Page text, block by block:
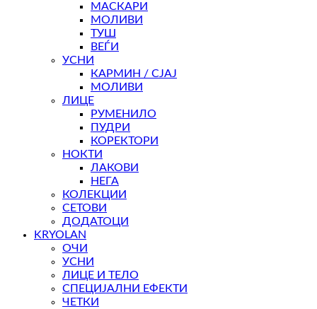
МАСКАРИ
МОЛИВИ
ТУШ
ВЕЃИ
УСНИ
КАРМИН / СЈАЈ
МОЛИВИ
ЛИЦЕ
РУМЕНИЛО
ПУДРИ
КОРЕКТОРИ
НОКТИ
ЛАКОВИ
НЕГА
КОЛЕКЦИИ
СЕТОВИ
ДОДАТОЦИ
KRYOLAN
ОЧИ
УСНИ
ЛИЦЕ И ТЕЛО
СПЕЦИЈАЛНИ ЕФЕКТИ
ЧЕТКИ